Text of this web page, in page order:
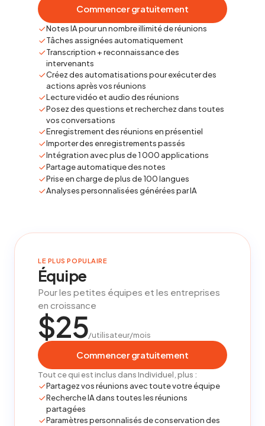
Commencer gratuitement
Notes IA pour un nombre illimité de réunions
Tâches assignées automatiquement
Transcription + reconnaissance des
intervenants
Créez des automatisations pour exécuter des
actions après vos réunions
Lecture vidéo et audio des réunions
Posez des questions et recherchez dans toutes
vos conversations
Enregistrement des réunions en présentiel
Importer des enregistrements passés
Intégration avec plus de 1 000 applications
Partage automatique des notes
Prise en charge de plus de 100 langues
Analyses personnalisées générées par IA
LE PLUS POPULAIRE
Équipe
Pour les petites équipes et les entreprises
en croissance
$25/utilisateur/mois
Commencer gratuitement
Tout ce qui est inclus dans Individuel, plus :
Partagez vos réunions avec toute votre équipe
Recherche IA dans toutes les réunions
partagées
Paramètres personnalisés de conservation des